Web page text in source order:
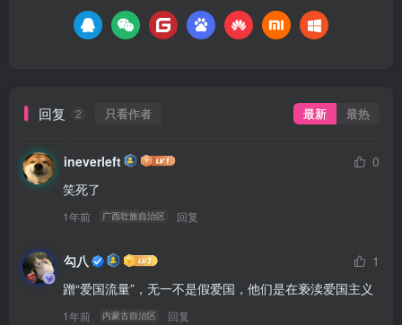
回复 2 只看作者 最新 最热
ineverleft
0
笑死了
1年前 广西壮族自治区 回复
勾八
1
蹭“爱国流量”，无一不是假爱国，他们是在亵渎爱国主义
1年前 内蒙古自治区 回复